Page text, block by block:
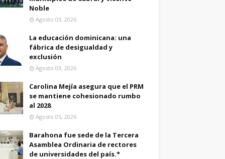
Noble
Agosto 03, 2026
La educación dominicana: una
fábrica de desigualdad y
exclusión
Agosto 03, 2026
Carolina Mejía asegura que el PRM
se mantiene cohesionado rumbo
al 2028
Agosto 05, 2026
Barahona fue sede de la Tercera
Asamblea Ordinaria de rectores
de universidades del país.*